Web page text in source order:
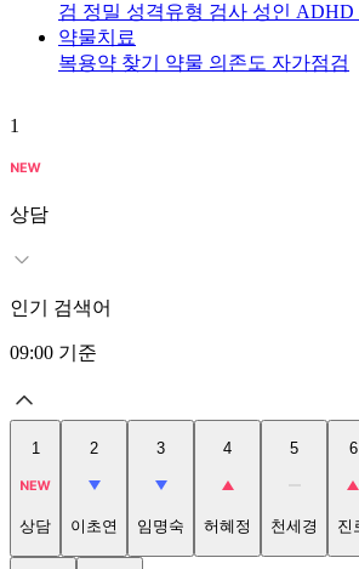
검 정밀 성격유형 검사 성인 ADHD
약물치료
복용약 찾기 약물 의존도 자가점검
1
상담
인기 검색어
09:00 기준
1
상담
2
이초연
3
임명숙
4
허혜정
5
천세경
6
진